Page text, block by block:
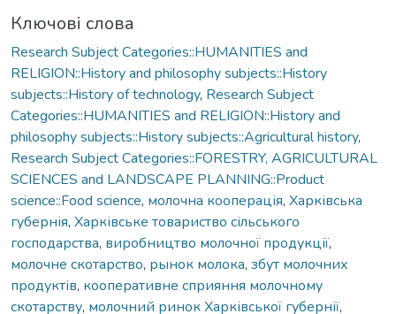
Ключові слова
Research Subject Categories::HUMANITIES and
RELIGION::History and philosophy subjects::History
subjects::History of technology, Research Subject
Categories::HUMANITIES and RELIGION::History and
philosophy subjects::History subjects::Agricultural history,
Research Subject Categories::FORESTRY, AGRICULTURAL
SCIENCES and LANDSCAPE PLANNING::Product
science::Food science, молочна кооперація, Харківська
губернія, Харківське товариство сільського
господарства, виробництво молочної продукції,
молочне скотарство, рынок молока, збут молочних
продуктів, кооперативне сприяння молочному
скотарству, молочний ринок Харківської губернії,